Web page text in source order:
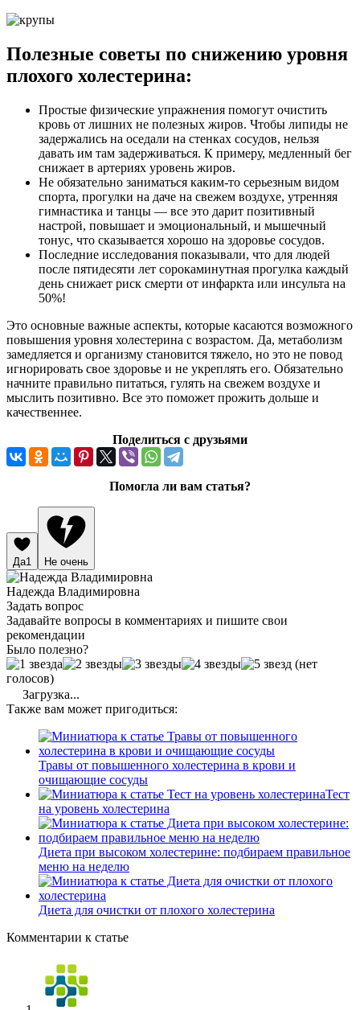
Полезные советы по снижению уровня
плохого холестерина:
Простые физические упражнения помогут очистить
кровь от лишних не полезных жиров. Чтобы липиды не
задержались на оседали на стенках сосудов, нельзя
давать им там задерживаться. К примеру, медленный бег
снижает в артериях уровень жиров.
Не обязательно заниматься каким-то серьезным видом
спорта, прогулки на даче на свежем воздухе, утренняя
гимнастика и танцы — все это дарит позитивный
настрой, повышает и эмоциональный, и мышечный
тонус, что сказывается хорошо на здоровье сосудов.
Последние исследования показывали, что для людей
после пятидесяти лет сорокаминутная прогулка каждый
день снижает риск смерти от инфаркта или инсульта на
50%!
Это основные важные аспекты, которые касаются возможного
повышения уровня холестерина с возрастом. Да, метаболизм
замедляется и организму становится тяжело, но это не повод
игнорировать свое здоровье и не укреплять его. Обязательно
начните правильно питаться, гулять на свежем воздухе и
мыслить позитивно. Все это поможет прожить дольше и
качественнее.
Поделиться с друзьями
Помогла ли вам статья?
Да1 Не очень
Надежда Владимировна
Задать вопрос
Задавайте вопросы в комментариях и пишите свои
рекомендации
Было полезно?
(нет
голосов)
Загрузка...
Также вам может пригодиться:
Травы от повышенного холестерина в крови и
очищающие сосуды
Тест
на уровень холестерина
Диета при высоком холестерине: подбираем правильное
меню на неделю
Диета для очистки от плохого холестерина
Комментарии к статье